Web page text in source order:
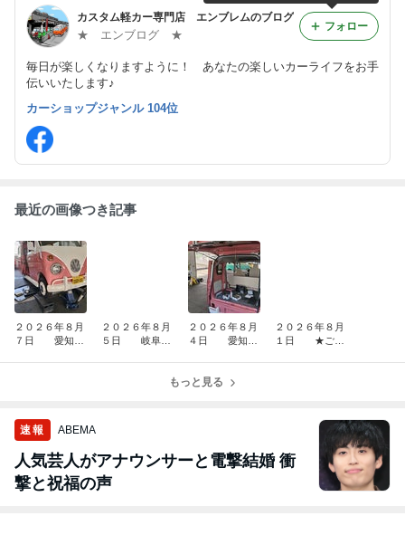
カスタム軽カー専門店 エンブレムのブログ
★ エンブログ ★
毎日が楽しくなりますように！ あなたの楽しいカーライフをお手
伝いいたします♪
フォロー
カーショップジャンル 104位
最近の画像つき記事
２０２６年８月
７日 愛知県
２０２６年８月
５日 岐阜県
２０２６年８月
４日 愛知県
２０２６年８月
１日 ★ご成
もっと見る
速報 ABEMA
人気芸人がアナウンサーと電撃結婚 衝
撃と祝福の声